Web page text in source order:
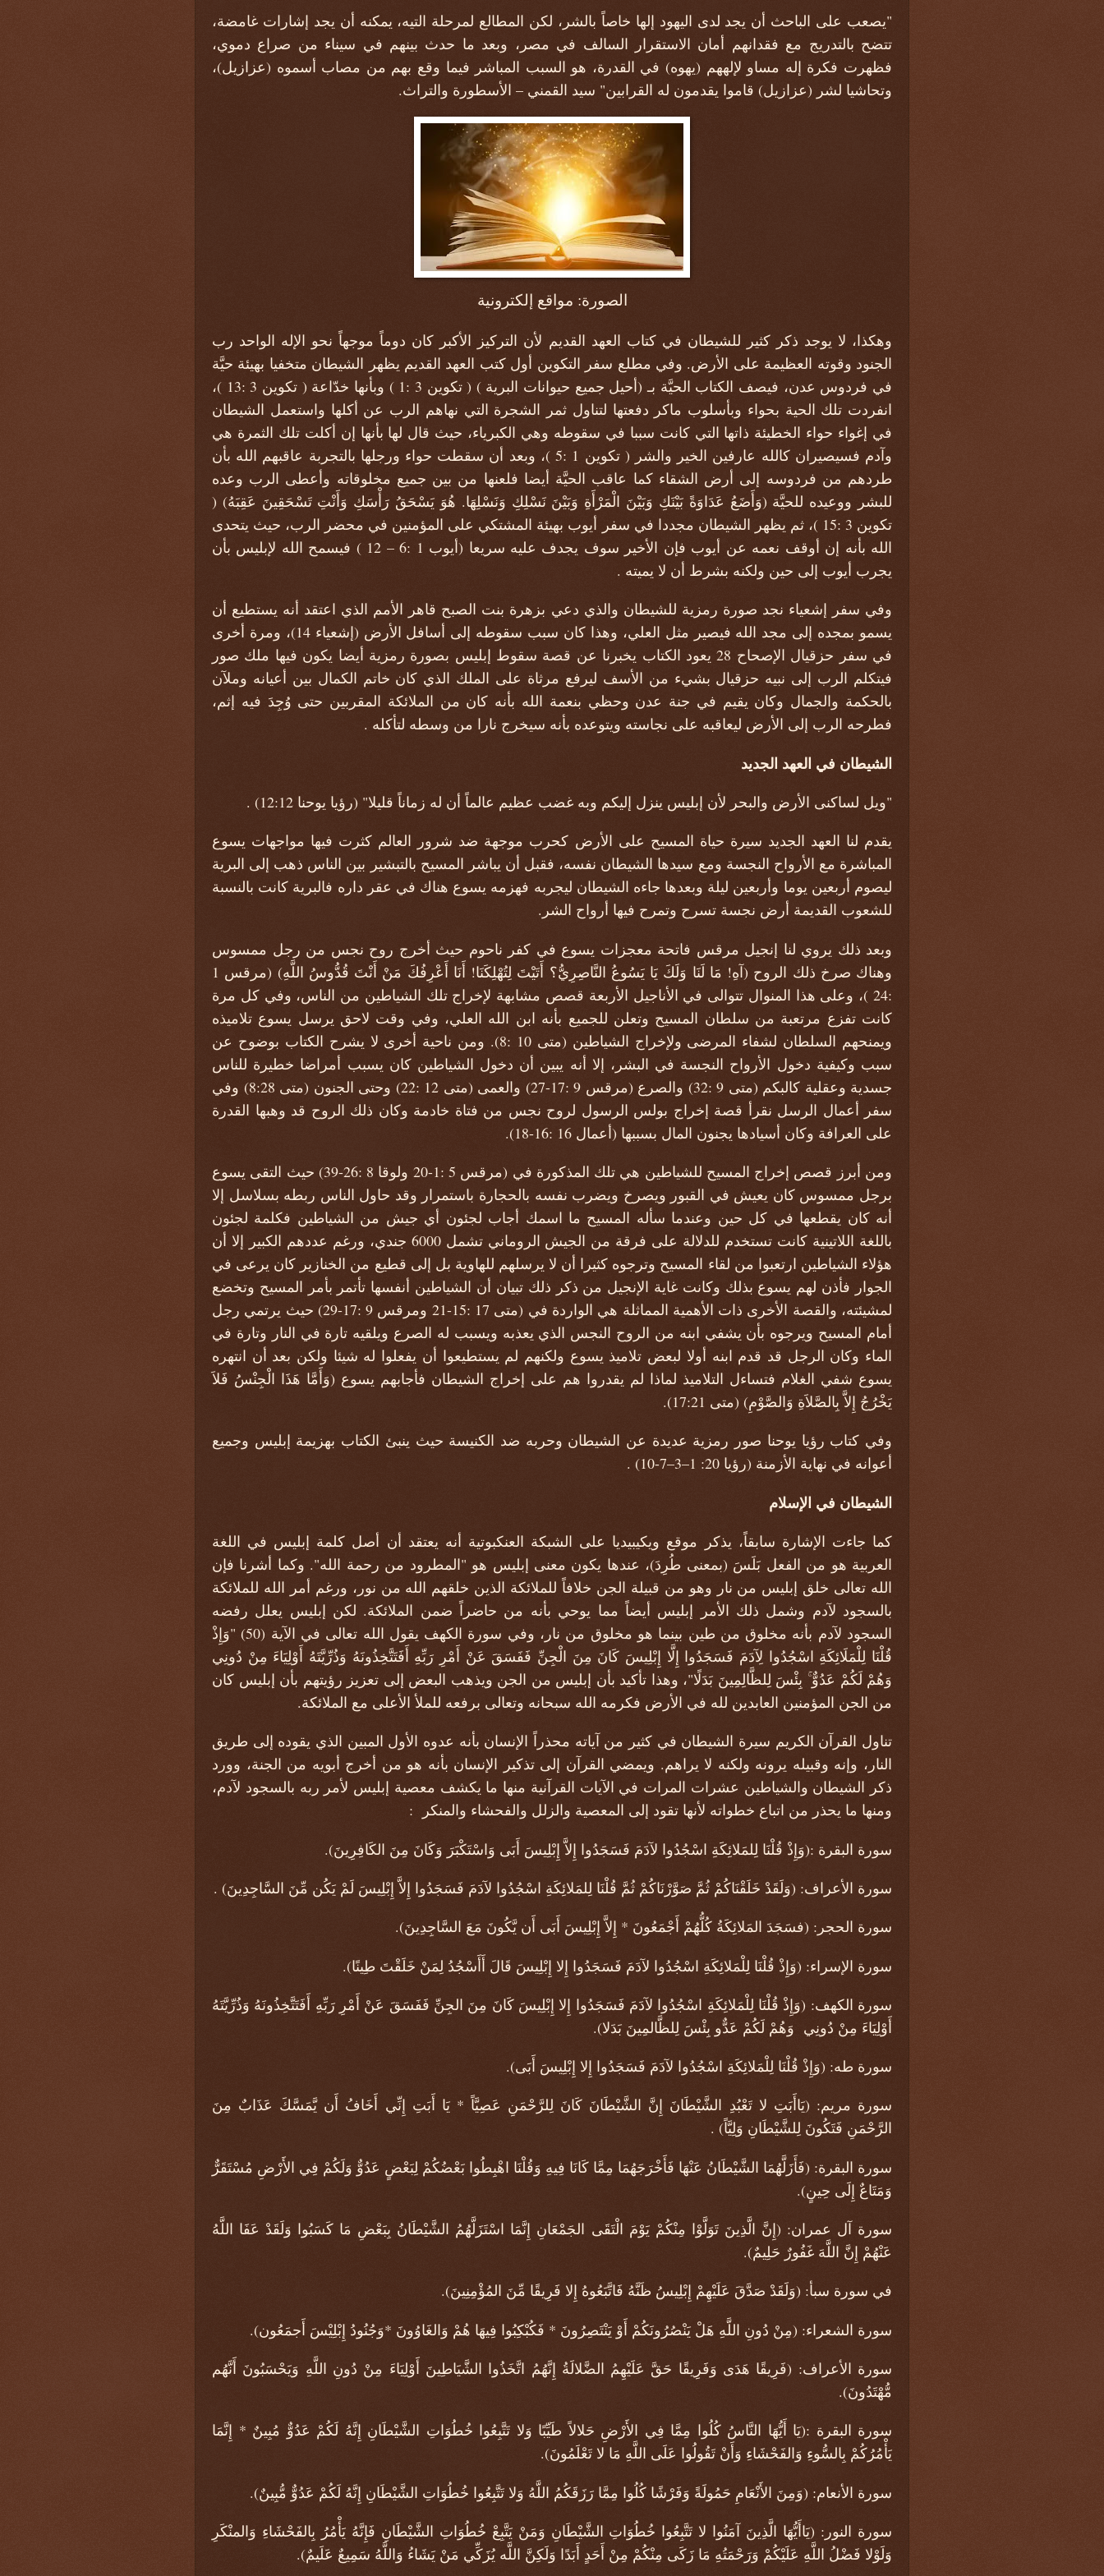
"يصعب على الباحث أن يجد لدى اليهود إلها خاصاً بالشر، لكن المطالع لمرحلة التيه، يمكنه أن يجد إشارات غامضة،
تتضح بالتدريج مع فقدانهم أمان الاستقرار السالف في مصر، وبعد ما حدث بينهم في سيناء من صراع دموي،
فظهرت فكرة إله مساو لإلههم (يهوه) في القدرة، هو السبب المباشر فيما وقع بهم من مصاب أسموه (عزازيل)،
وتحاشيا لشر (عزازيل) قاموا يقدمون له القرابين" سيد القمني – الأسطورة والتراث.
الصورة: مواقع إلكترونية
وهكذا، لا يوجد ذكر كثير للشيطان في كتاب العهد القديم لأن التركيز الأكبر كان دوماً موجهاً نحو الإله الواحد رب
الجنود وقوته العظيمة على الأرض. وفي مطلع سفر التكوين أول كتب العهد القديم يظهر الشيطان متخفيا بهيئة حيَّة
في فردوس عدن، فيصف الكتاب الحيَّة بـ (أحيل جميع حيوانات البرية ) ( تكوين 3 :1 ) وبأنها خدّاعة ( تكوين 3 :13 )،
انفردت تلك الحية بحواء وبأسلوب ماكر دفعتها لتناول ثمر الشجرة التي نهاهم الرب عن أكلها واستعمل الشيطان
في إغواء حواء الخطيئة ذاتها التي كانت سببا في سقوطه وهي الكبرياء، حيث قال لها بأنها إن أكلت تلك الثمرة هي
وآدم فسيصيران كالله عارفين الخير والشر ( تكوين 1 :5 )، وبعد أن سقطت حواء ورجلها بالتجربة عاقبهم الله بأن
طردهم من فردوسه إلى أرض الشقاء كما عاقب الحيَّة أيضا فلعنها من بين جميع مخلوقاته وأعطى الرب وعده
للبشر ووعيده للحيَّة (وَأَضَعُ عَدَاوَةً بَيْنَكِ وَبَيْنَ الْمَرْأَةِ وَبَيْنَ نَسْلِكِ وَنَسْلِهَا. هُوَ يَسْحَقُ رَأْسَكِ وَأَنْتِ تَسْحَقِينَ عَقِبَهُ) (
تكوين 3 :15 )، ثم يظهر الشيطان مجددا في سفر أيوب بهيئة المشتكي على المؤمنين في محضر الرب، حيث يتحدى
الله بأنه إن أوقف نعمه عن أيوب فإن الأخير سوف يجدف عليه سريعا (أيوب 1 :6 – 12 ) فيسمح الله لإبليس بأن
يجرب أيوب إلى حين ولكنه بشرط أن لا يميته .
وفي سفر إشعياء نجد صورة رمزية للشيطان والذي دعي بزهرة بنت الصبح قاهر الأمم الذي اعتقد أنه يستطيع أن
يسمو بمجده إلى مجد الله فيصير مثل العلي، وهذا كان سبب سقوطه إلى أسافل الأرض (إشعياء 14)، ومرة أخرى
في سفر حزقيال الإصحاح 28 يعود الكتاب يخبرنا عن قصة سقوط إبليس بصورة رمزية أيضا يكون فيها ملك صور
فيتكلم الرب إلى نبيه حزقيال بشيء من الأسف ليرفع مرثاة على الملك الذي كان خاتم الكمال بين أعيانه وملآن
بالحكمة والجمال وكان يقيم في جنة عدن وحظي بنعمة الله بأنه كان من الملائكة المقربين حتى وُجِدَ فيه إثم،
فطرحه الرب إلى الأرض ليعاقبه على نجاسته ويتوعده بأنه سيخرج نارا من وسطه لتأكله .
الشيطان في العهد الجديد
"ويل لساكنى الأرض والبحر لأن إبليس ينزل إليكم وبه غضب عظيم عالماً أن له زماناً قليلا" (رؤيا يوحنا 12:12) .
يقدم لنا العهد الجديد سيرة حياة المسيح على الأرض كحرب موجهة ضد شرور العالم كثرت فيها مواجهات يسوع
المباشرة مع الأرواح النجسة ومع سيدها الشيطان نفسه، فقبل أن يباشر المسيح بالتبشير بين الناس ذهب إلى البرية
ليصوم أربعين يوما وأربعين ليلة وبعدها جاءه الشيطان ليجربه فهزمه يسوع هناك في عقر داره فالبرية كانت بالنسبة
للشعوب القديمة أرض نجسة تسرح وتمرح فيها أرواح الشر.
وبعد ذلك يروي لنا إنجيل مرقس فاتحة معجزات يسوع في كفر ناحوم حيث أخرج روح نجس من رجل ممسوس
وهناك صرخ ذلك الروح (آهِ! مَا لَنَا وَلَكَ يَا يَسُوعُ النَّاصِرِيُّ؟ أَتَيْتَ لِتُهْلِكَنَا! أَنَا أَعْرِفُكَ مَنْ أَنْتَ قُدُّوسُ اللَّهِ) (مرقس 1
:24 )، وعلى هذا المنوال تتوالى في الأناجيل الأربعة قصص مشابهة لإخراج تلك الشياطين من الناس، وفي كل مرة
كانت تفزع مرتعبة من سلطان المسيح وتعلن للجميع بأنه ابن الله العلي، وفي وقت لاحق يرسل يسوع تلاميذه
ويمنحهم السلطان لشفاء المرضى ولإخراج الشياطين (متى 10 :8). ومن ناحية أخرى لا يشرح الكتاب بوضوح عن
سبب وكيفية دخول الأرواح النجسة في البشر، إلا أنه يبين أن دخول الشياطين كان يسبب أمراضا خطيرة للناس
جسدية وعقلية كالبكم (متى 9 :32) والصرع (مرقس 9 :17-27) والعمى (متى 12 :22) وحتى الجنون (متى 8:28) وفي
سفر أعمال الرسل نقرأ قصة إخراج بولس الرسول لروح نجس من فتاة خادمة وكان ذلك الروح قد وهبها القدرة
على العرافة وكان أسيادها يجنون المال بسببها (أعمال 16 :16-18).
ومن أبرز قصص إخراج المسيح للشياطين هي تلك المذكورة في (مرقس 5 :1-20 ولوقا 8 :26-39) حيث التقى يسوع
برجل ممسوس كان يعيش في القبور ويصرخ ويضرب نفسه بالحجارة باستمرار وقد حاول الناس ربطه بسلاسل إلا
أنه كان يقطعها في كل حين وعندما سأله المسيح ما اسمك أجاب لجئون أي جيش من الشياطين فكلمة لجئون
باللغة اللاتينية كانت تستخدم للدلالة على فرقة من الجيش الروماني تشمل 6000 جندي، ورغم عددهم الكبير إلا أن
هؤلاء الشياطين ارتعبوا من لقاء المسيح وترجوه كثيرا أن لا يرسلهم للهاوية بل إلى قطيع من الخنازير كان يرعى في
الجوار فأذن لهم يسوع بذلك وكانت غاية الإنجيل من ذكر ذلك تبيان أن الشياطين أنفسها تأتمر بأمر المسيح وتخضع
لمشيئته، والقصة الأخرى ذات الأهمية المماثلة هي الواردة في (متى 17 :15-21 ومرقس 9 :17-29) حيث يرتمي رجل
أمام المسيح ويرجوه بأن يشفي ابنه من الروح النجس الذي يعذبه ويسبب له الصرع ويلقيه تارة في النار وتارة في
الماء وكان الرجل قد قدم ابنه أولا لبعض تلاميذ يسوع ولكنهم لم يستطيعوا أن يفعلوا له شيئا ولكن بعد أن انتهره
يسوع شفي الغلام فتساءل التلاميذ لماذا لم يقدروا هم على إخراج الشيطان فأجابهم يسوع (وَأَمَّا هَذَا الْجِنْسُ فَلاَ
يَخْرُجُ إِلاَّ بِالصَّلاَةِ وَالصَّوْمِ) (متى 17:21).
وفي كتاب رؤيا يوحنا صور رمزية عديدة عن الشيطان وحربه ضد الكنيسة حيث ينبئ الكتاب بهزيمة إبليس وجميع
أعوانه في نهاية الأزمنة (رؤيا 20: 1–3–7-10) .
الشيطان في الإسلام
كما جاءت الإشارة سابقاً، يذكر موقع ويكيبيديا على الشبكة العنكبوتية أنه يعتقد أن أصل كلمة إبليس في اللغة
العربية هو من الفعل بَلَسَ (بمعنى طُرِدَ)، عندها يكون معنى إبليس هو "المطرود من رحمة الله". وكما أشرنا فإن
الله تعالى خلق إبليس من نار وهو من قبيلة الجن خلافاً للملائكة الذين خلقهم الله من نور، ورغم أمر الله للملائكة
بالسجود لآدم وشمل ذلك الأمر إبليس أيضاً مما يوحي بأنه من حاضراً ضمن الملائكة. لكن إبليس يعلل رفضه
السجود لآدم بأنه مخلوق من طين بينما هو مخلوق من نار، وفي سورة الكهف يقول الله تعالى في الآية (50) "وَإِذْ
قُلْنَا لِلْمَلَائِكَةِ اسْجُدُوا لِآدَمَ فَسَجَدُوا إِلَّا إِبْلِيسَ كَانَ مِنَ الْجِنِّ فَفَسَقَ عَنْ أَمْرِ رَبِّهِ أَفَتَتَّخِذُونَهُ وَذُرِّيَّتَهُ أَوْلِيَاءَ مِنْ دُونِي
وَهُمْ لَكُمْ عَدُوٌّ ۚ بِئْسَ لِلظَّالِمِينَ بَدَلًا"، وهذا تأكيد بأن إبليس من الجن ويذهب البعض إلى تعزيز رؤيتهم بأن إبليس كان
من الجن المؤمنين العابدين لله في الأرض فكرمه الله سبحانه وتعالى برفعه للملأ الأعلى مع الملائكة.
تناول القرآن الكريم سيرة الشيطان في كثير من آياته محذراً الإنسان بأنه عدوه الأول المبين الذي يقوده إلى طريق
النار، وإنه وقبيله يرونه ولكنه لا يراهم. ويمضي القرآن إلى تذكير الإنسان بأنه هو من أخرج أبويه من الجنة، وورد
ذكر الشيطان والشياطين عشرات المرات في الآيات القرآنية منها ما يكشف معصية إبليس لأمر ربه بالسجود لآدم،
ومنها ما يحذر من اتباع خطواته لأنها تقود إلى المعصية والزلل والفحشاء والمنكر :
سورة البقرة :(وَإِذْ قُلْنَا لِلمَلائِكَةِ اسْجُدُوا لآدَمَ فَسَجَدُوا إِلاَّ إِبْلِيسَ أَبَى وَاسْتَكْبَرَ وَكَانَ مِنَ الكَافِرِينَ).
سورة الأعراف: (وَلَقَدْ خَلَقْنَاكُمْ ثُمَّ صَوَّرْنَاكُمْ ثُمَّ قُلْنَا لِلمَلائِكَةِ اسْجُدُوا لآدَمَ فَسَجَدُوا إِلاَّ إِبْلِيسَ لَمْ يَكُن مِّنَ السَّاجِدِينَ) .
سورة الحجر: (فسَجَدَ المَلائِكَةُ كُلُّهُمْ أَجْمَعُونَ * إِلاَّ إِبْلِيسَ أَبَى أَن يَّكُونَ مَعَ السَّاجِدِينَ).
سورة الإسراء: (وَإِذْ قُلْنَا لِلْمَلائِكَةِ اسْجُدُوا لآدَمَ فَسَجَدُوا إِلا إِبْلِيسَ قَالَ أَأَسْجُدُ لِمَنْ خَلَقْتَ طِينًا).
سورة الكهف: (وَإِذْ قُلْنَا لِلْمَلائِكَةِ اسْجُدُوا لآدَمَ فَسَجَدُوا إِلا إِبْلِيسَ كَانَ مِنَ الجِنِّ فَفَسَقَ عَنْ أَمْرِ رَبِّهِ أَفَتَتَّخِذُونَهُ وَذُرِّيَّتَهُ
أَوْلِيَاءَ مِنْ دُونِي وَهُمْ لَكُمْ عَدٌّو بِئْسَ لِلظَّالمِينَ بَدَلا).
سورة طه: (وَإِذْ قُلْنَا لِلْمَلائِكَةِ اسْجُدُوا لآدَمَ فَسَجَدُوا إِلا إِبْلِيسَ أَبَى).
سورة مريم: (يَاأَبَتِ لا تَعْبُدِ الشَّيْطَانَ إِنَّ الشَّيْطَانَ كَانَ لِلرَّحْمَنِ عَصِيَّاً * يَا أَبَتِ إِنِّي أَخَافُ أَن يَّمَسَّكَ عَذَابٌ مِنَ
الرَّحْمَنِ فَتَكُونَ لِلشَّيْطَانِ وَلِيَّاً) .
سورة البقرة: (فَأَزَلَّهُمَا الشَّيْطَانُ عَنْهَا فَأَخْرَجَهُمَا مِمَّا كَانَا فِيهِ وَقُلْنَا اهْبِطُوا بَعْضُكُمْ لِبَعْضٍ عَدُوٌّ وَلَكُمْ فِي الأَرْضِ مُسْتَقَرٌّ
وَمَتَاعٌ إِلَى حِينٍ).
سورة آل عمران: (إِنَّ الَّذِينَ تَوَلَّوْا مِنْكُمْ يَوْمَ الْتَقَى الجَمْعَانِ إِنَّمَا اسْتَزَلَّهُمُ الشَّيْطَانُ بِبَعْضِ مَا كَسَبُوا وَلَقَدْ عَفَا اللَّهُ
عَنْهُمْ إِنَّ اللَّهَ غَفُورٌ حَلِيمٌ).
في سورة سبأ: (وَلَقَدْ صَدَّقَ عَلَيْهِمْ إِبْلِيسُ ظَنَّهُ فَاتَّبَعُوهُ إِلا فَرِيقًا مِّنَ المُؤْمِنِينَ).
سورة الشعراء: (مِنْ دُونِ اللَّهِ هَلْ يَنْصُرُونَكُمْ أَوْ يَنْتَصِرُونَ * فَكُبْكِبُوا فِيهَا هُمْ وَالغَاوُونَ *وَجُنُودُ إِبْلِيْسَ أَجمَعُون).
سورة الأعراف: (فَرِيقًا هَدَى وَفَرِيقًا حَقَّ عَلَيْهِمُ الضَّلالَةُ إِنَّهُمُ اتَّخَذُوا الشَّيَاطِينَ أَوْلِيَاءَ مِنْ دُونِ اللَّهِ وَيَحْسَبُونَ أَنَّهُم
مُّهْتَدُونَ).
سورة البقرة :(يَا أَيُّهَا النَّاسُ كُلُوا مِمَّا فِي الأَرْضِ حَلالاً طَيِّبًا وَلا تَتَّبِعُوا خُطُوَاتِ الشَّيْطَانِ إِنَّهُ لَكُمْ عَدُوٌّ مُبِينٌ * إِنَّمَا
يَأْمُرُكُمْ بِالسُّوءِ وَالفَحْشَاءِ وَأَنْ تَقُولُوا عَلَى اللَّهِ مَا لا تَعْلَمُونَ).
سورة الأنعام: (وَمِنَ الأَنْعَامِ حَمُولَةً وَفَرْشًا كُلُوا مِمَّا رَزَقَكُمُ اللَّهُ وَلا تَتَّبِعُوا خُطُوَاتِ الشَّيْطَانِ إِنَّهُ لَكُمْ عَدُوٌّ مُّبِينٌ).
سورة النور: (يَاأَيُّهَا الَّذِينَ آمَنُوا لا تَتَّبِعُوا خُطُوَاتِ الشَّيْطَانِ وَمَنْ يَتَّبِعْ خُطُوَاتِ الشَّيْطَانِ فَإِنَّهُ يَأْمُرُ بِالفَحْشَاءِ وَالمنْكَرِ
وَلَوْلا فَضْلُ اللَّهِ عَلَيْكُمْ وَرَحْمَتُهِ مَا زَكَى مِنْكُمْ مِنْ أَحَدٍ أَبَدًا وَلَكِنَّ اللَّه يُزَكِّي مَنْ يَشَاءُ وَاللَّهُ سَمِيعٌ عَلَيمٌ).